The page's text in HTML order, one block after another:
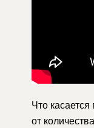
Что касается
от